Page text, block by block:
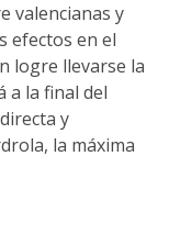
valencianas y
efectos en el
logre llevarse la
a la final del
y
la máxima